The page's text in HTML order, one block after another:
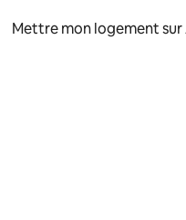
Mettre mon logement